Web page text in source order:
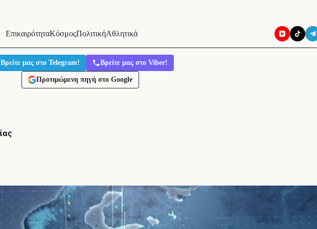
ΕπικαιρότηταΚόσμοςΠολιτικήΑθλητικά
Βρείτε μας στο Telegram! Βρείτε μας στο Viber!
Προτιμώμενη πηγή στο Google